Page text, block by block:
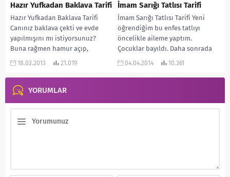
Hazır Yufkadan Baklava Tarifi
Hazır Yufkadan Baklava Tarifi
Canınız baklava çekti ve evde
yapılmışını mı istiyorsunuz?
Buna rağmen hamur açıp,
yapmak zor mu geliyor?...
18.02.2013 21.019
İmam Sarığı Tatlısı Tarifi
İmam Sarığı Tatlısı Tarifi Yeni
öğrendiğim bu enfes tatlıyı
öncelikle aileme yaptım.
Çocuklar bayıldı. Daha sonrada
kendi günümde arkadaşlarıma
04.04.2014 10.361
YORUMLAR